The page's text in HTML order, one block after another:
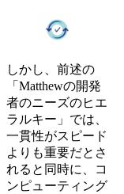
しかし、前述の
「Matthewの開発
者のニーズのヒエ
ラルキー」では、
一貫性がスピード
よりも重要だとさ
れると同時に、コ
ンピューティング